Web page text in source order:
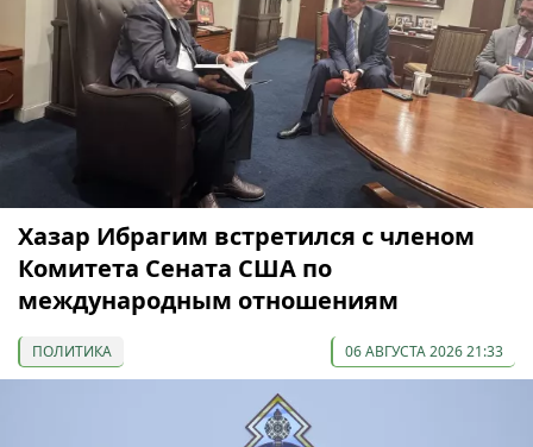
Хазар Ибрагим встретился с членом
Комитета Сената США по
международным отношениям
ПОЛИТИКА 06 АВГУСТА 2026 21:33